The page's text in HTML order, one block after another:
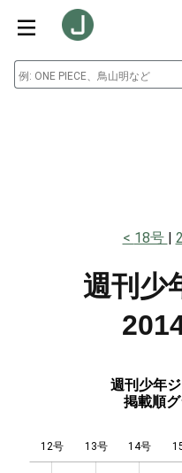
18号
週刊少
週刊少年
掲載順グ
12号 13号 14号